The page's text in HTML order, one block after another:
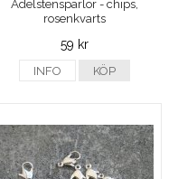
Ädelstenspärlor - chips,
rosenkvarts
59 kr
INFO KÖP